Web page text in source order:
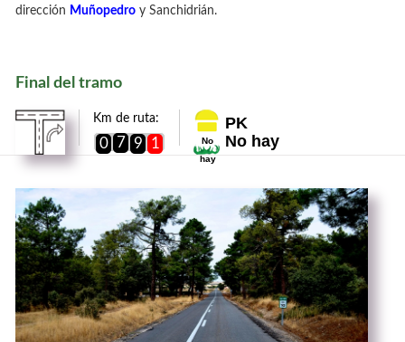
dirección Muñopedro y Sanchidrián.
Final del tramo
Km de ruta:
0 7 9 1
No
hay
PK
No hay